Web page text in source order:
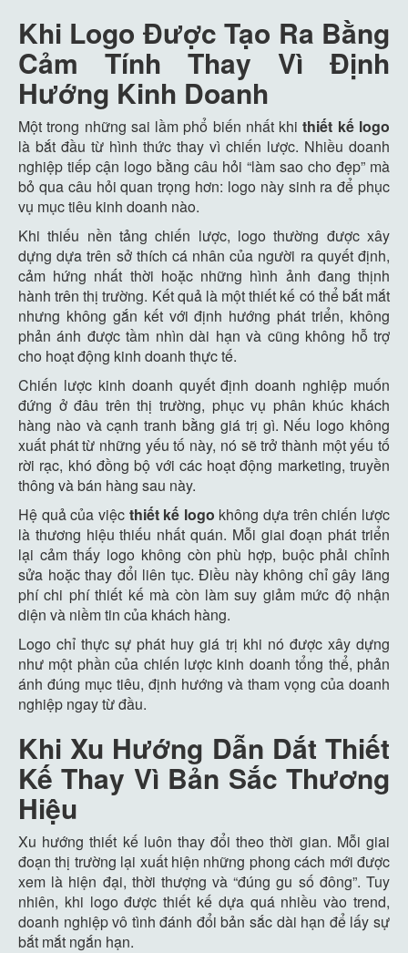
Khi Logo Được Tạo Ra Bằng
Cảm Tính Thay Vì Định
Hướng Kinh Doanh
Một trong những sai lầm phổ biến nhất khithiết kế logo
là bắt đầu từ hình thức thay vì chiến lược. Nhiều doanh
nghiệp tiếp cận logo bằng câu hỏi “làm sao cho đẹp” mà
bỏ qua câu hỏi quan trọng hơn: logo này sinh ra để phục
vụ mục tiêu kinh doanh nào.
Khi thiếu nền tảng chiến lược, logo thường được xây
dựng dựa trên sở thích cá nhân của người ra quyết định,
cảm hứng nhất thời hoặc những hình ảnh đang thịnh
hành trên thị trường. Kết quả là một thiết kế có thể bắt mắt
nhưng không gắn kết với định hướng phát triển, không
phản ánh được tầm nhìn dài hạn và cũng không hỗ trợ
cho hoạt động kinh doanh thực tế.
Chiến lược kinh doanh quyết định doanh nghiệp muốn
đứng ở đâu trên thị trường, phục vụ phân khúc khách
hàng nào và cạnh tranh bằng giá trị gì. Nếu logo không
xuất phát từ những yếu tố này, nó sẽ trở thành một yếu tố
rời rạc, khó đồng bộ với các hoạt động marketing, truyền
thông và bán hàng sau này.
Hệ quả của việc thiết kế logo không dựa trên chiến lược
là thương hiệu thiếu nhất quán. Mỗi giai đoạn phát triển
lại cảm thấy logo không còn phù hợp, buộc phải chỉnh
sửa hoặc thay đổi liên tục. Điều này không chỉ gây lãng
phí chi phí thiết kế mà còn làm suy giảm mức độ nhận
diện và niềm tin của khách hàng.
Logo chỉ thực sự phát huy giá trị khi nó được xây dựng
như một phần của chiến lược kinh doanh tổng thể, phản
ánh đúng mục tiêu, định hướng và tham vọng của doanh
nghiệp ngay từ đầu.
Khi Xu Hướng Dẫn Dắt Thiết
Kế Thay Vì Bản Sắc Thương
Hiệu
Xu hướng thiết kế luôn thay đổi theo thời gian. Mỗi giai
đoạn thị trường lại xuất hiện những phong cách mới được
xem là hiện đại, thời thượng và “đúng gu số đông”. Tuy
nhiên, khi logo được thiết kế dựa quá nhiều vào trend,
doanh nghiệp vô tình đánh đổi bản sắc dài hạn để lấy sự
bắt mắt ngắn hạn.